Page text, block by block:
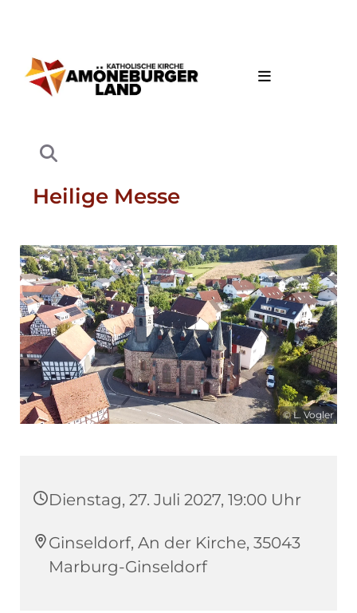
Heilige Messe
© L. Vogler
Dienstag, 27. Juli 2027, 19:00 Uhr
Ginseldorf, An der Kirche, 35043
Marburg-Ginseldorf